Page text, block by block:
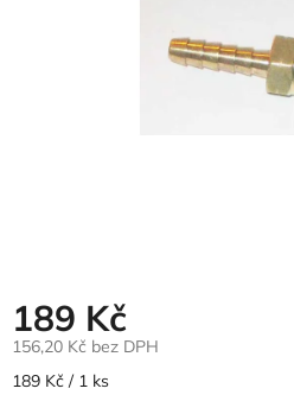
189 Kč
156,20 Kč bez DPH
Měrná
189 Kč / 1 ks